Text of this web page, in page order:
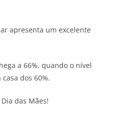
apresenta um excelente
a 66%, quando o nível
dos 60%.
das Mães!